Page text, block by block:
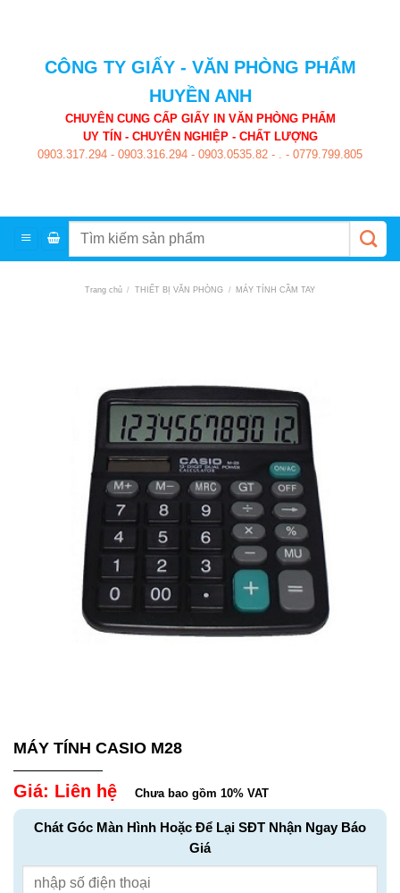
CÔNG TY GIẤY - VĂN PHÒNG PHẨM
HUYỀN ANH
CHUYÊN CUNG CẤP GIẤY IN VĂN PHÒNG PHẨM
UY TÍN - CHUYÊN NGHIỆP - CHẤT LƯỢNG
0903.317.294 - 0903.316.294 - 0903.0535.82 - . - 0779.799.805
Trang chủ / THIẾT BỊ VĂN PHÒNG / MÁY TÍNH CẦM TAY
MÁY TÍNH CASIO M28
Giá: Liên hệ Chưa bao gồm 10% VAT
Chát Góc Màn Hình Hoặc Để Lại SĐT Nhận Ngay Báo
Giá